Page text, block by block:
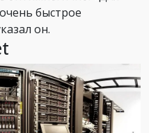
быстрое
он.